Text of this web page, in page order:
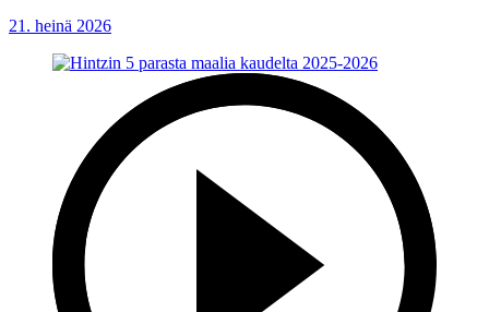
21. heinä 2026